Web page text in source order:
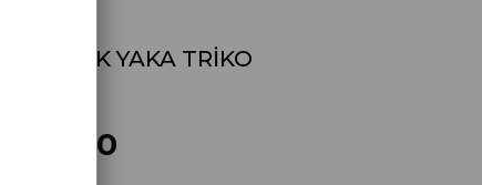
SARI KAYIK YAKA TRİKO
₺467,40